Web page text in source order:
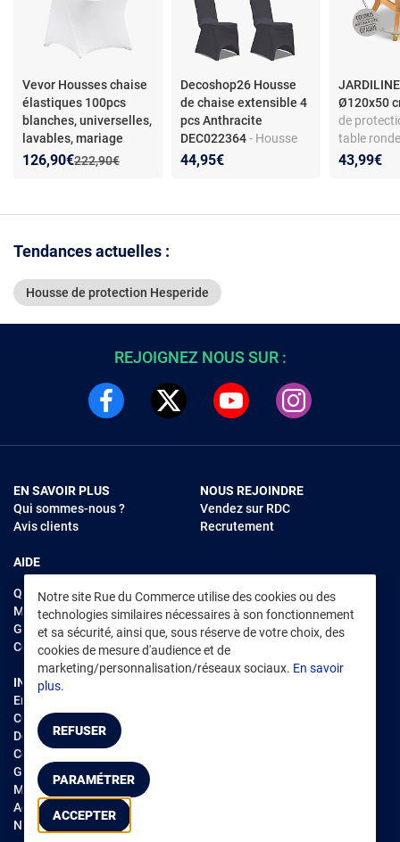
Vevor Housses chaise
élastiques 100pcs
blanches, universelles,
lavables, mariage
Ancien prix :
222,90€
Nouveau prix :
126,90€
Réduction de :
Decoshop26 Housse
de chaise extensible 4
pcs Anthracite
DEC022364- Housse
de chaise extensible -
44,95€
Ø120x50
de
table
Oxford
43,99€
Tendances actuelles :
Housse de protection Hesperide
Notre site Rue du Commerce utilise des cookies ou des
technologies similaires nécessaires à son fonctionnement
et sa sécurité, ainsi que, sous réserve de votre choix, des
cookies de mesure d'audience et de
marketing/personnalisation/réseaux sociaux. En savoir
plus.
REFUSER
PARAMÉTRER
ACCEPTER
REJOIGNEZ NOUS SUR :
EN SAVOIR PLUS
Qui sommes-nous ?
Avis clients
AIDE
Questions fréquentes
Modes de règlements
Garantie et retours
Contacter Rue du Commerce
NOUS REJOINDRE
Vendez sur RDC
Recrutement
INFORMATIONS LÉGALES
Environnement
CGV /CGU Marketplace
Données personnelles
Cookies
Gérer mes cookies
Mentions légales
Accessibilité : non conforme
Notice d'accessibilité